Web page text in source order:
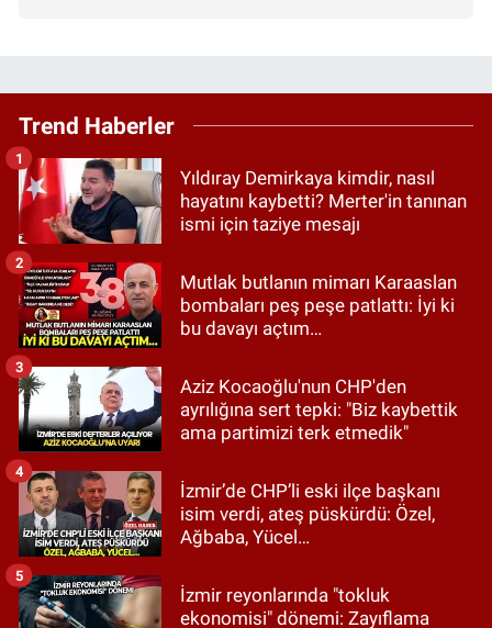
Trend Haberler
Yıldıray Demirkaya kimdir, nasıl
hayatını kaybetti? Merter'in tanınan
ismi için taziye mesajı
1
Mutlak butlanın mimarı Karaaslan
bombaları peş peşe patlattı: İyi ki
bu davayı açtım…
2
Aziz Kocaoğlu'nun CHP'den
ayrılığına sert tepki: "Biz kaybettik
ama partimizi terk etmedik"
3
İzmir’de CHP’li eski ilçe başkanı
isim verdi, ateş püskürdü: Özel,
Ağbaba, Yücel…
4
İzmir reyonlarında "tokluk
ekonomisi" dönemi: Zayıflama
5